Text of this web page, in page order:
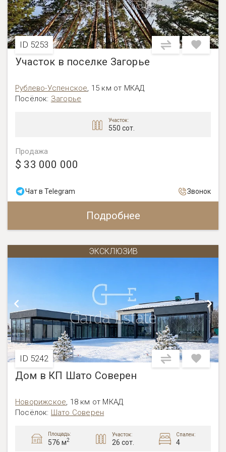
ID 5253
Участок в поселке Загорье
Рублево-Успенское, 15 км от МКАД
Посёлок: Загорье
Участок:
550 сот.
Продажа
$ 33 000 000
Чат в Telegram Звонок
Подробнее
ЭКСКЛЮЗИВ
ID 5242
Дом в КП Шато Соверен
Новорижское, 18 км от МКАД
Посёлок: Шато Соверен
Площадь:
576 м2
Участок:
26 сот.
Спален:
4